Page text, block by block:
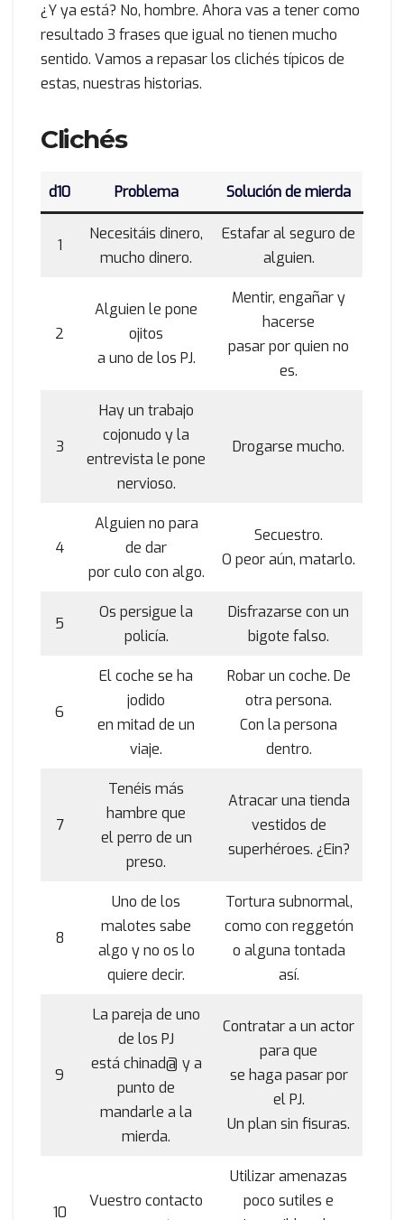
¿Y ya está? No, hombre. Ahora vas a tener como
resultado 3 frases que igual no tienen mucho
sentido. Vamos a repasar los clichés típicos de
estas, nuestras historias.
Clichés
d10 Problema Solución de mierda
1
Necesitáis dinero,
mucho dinero.
Estafar al seguro de
alguien.
2
Alguien le pone
ojitos
a uno de los PJ.
Mentir, engañar y
hacerse
pasar por quien no
es.
3
Hay un trabajo
cojonudo y la
entrevista le pone
nervioso.
Drogarse mucho.
4
Alguien no para
de dar
por culo con algo.
Secuestro.
O peor aún, matarlo.
5
Os persigue la
policía.
Disfrazarse con un
bigote falso.
6
El coche se ha
jodido
en mitad de un
viaje.
Robar un coche. De
otra persona.
Con la persona
dentro.
7
Tenéis más
hambre que
el perro de un
preso.
Atracar una tienda
vestidos de
superhéroes. ¿Ein?
8
Uno de los
malotes sabe
algo y no os lo
quiere decir.
Tortura subnormal,
como con reggetón
o alguna tontada
así.
9
La pareja de uno
de los PJ
está chinad@ y a
punto de
mandarle a la
mierda.
Contratar a un actor
para que
se haga pasar por
el PJ.
Un plan sin fisuras.
10
Vuestro contacto
Utilizar amenazas
poco sutiles e